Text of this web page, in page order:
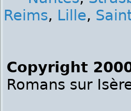
Reims, Lille,
Copyright
Romans sur